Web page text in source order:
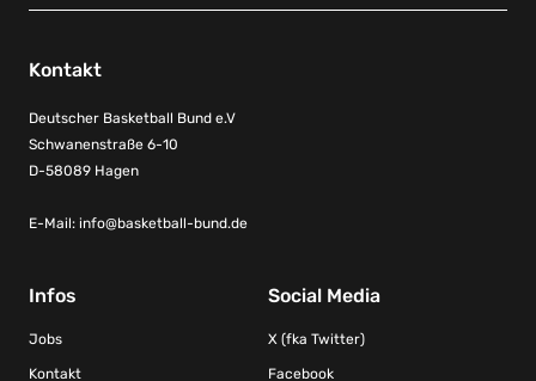
Kontakt
Deutscher Basketball Bund e.V
Schwanenstraße 6-10
D-58089 Hagen
E-Mail: info@basketball-bund.de
Infos
Jobs
Kontakt
Social Media
X (fka Twitter)
Facebook